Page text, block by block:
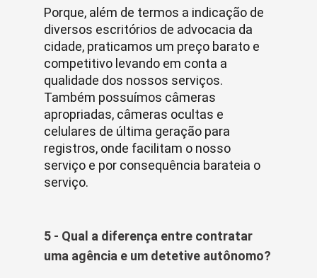
Porque, além de termos a indicação de
diversos escritórios de advocacia da
cidade, praticamos um preço barato e
competitivo levando em conta a
qualidade dos nossos serviços.
Também possuímos câmeras
apropriadas, câmeras ocultas e
celulares de última geração para
registros, onde facilitam o nosso
serviço e por consequência barateia o
serviço.
5 - Qual a diferença entre contratar
uma agência e um detetive autônomo?